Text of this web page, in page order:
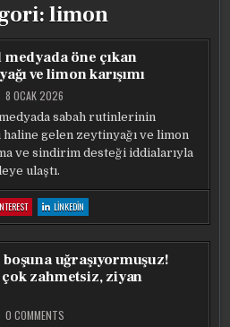
limon
medyada öne çıkan
ve limon karışımı
8 OCAK 2026
sabah rutinlerinin
haline gelen zeytinyağı ve limon
ve sindirim desteği iddialarıyla
ulaştı.
:
SOSYAL
MEDYADA
ÇIKAN
VE
LIMON
KARIŞIMI
LINKEDIN
SOSYAL
MEDYADA
ÇIKAN
VE
LIMON
KARIŞIMI
boşuna uğraşıyormuşuz!
zahmetsiz, ziyan
0 COMMENTS